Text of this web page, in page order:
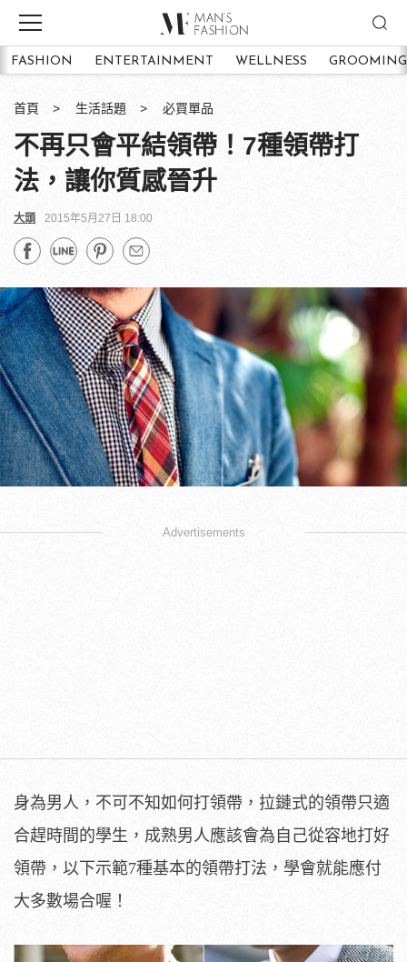
FASHION ENTERTAINMENT WELLNESS GROOMING
首頁 生活話題 必買單品
不再只會平結領帶！7種領帶打
法，讓你質感晉升
大頭 2015年5月27日 18:00
Advertisements
身為男人，不可不知如何打領帶，拉鏈式的領帶只適
合趕時間的學生，成熟男人應該會為自己從容地打好
領帶，以下示範7種基本的領帶打法，學會就能應付
大多數場合喔！